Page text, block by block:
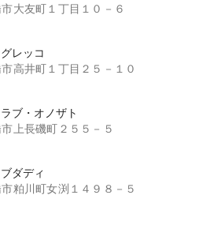
大友町１丁目１０－６
レッコ
高井町１丁目２５－１０
ブ・オノザト
上長磯町２５５－５
ダディ
粕川町女渕１４９８－５